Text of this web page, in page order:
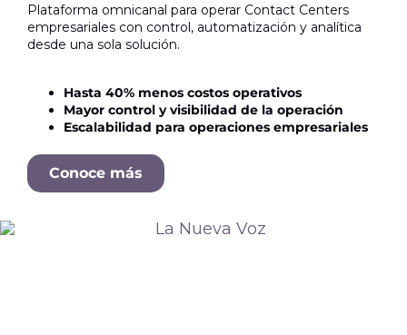
Plataforma omnicanal para operar Contact Centers
empresariales con control, automatización y analítica
desde una sola solución.
Hasta 40% menos costos operativos
Mayor control y visibilidad de la operación
Escalabilidad para operaciones empresariales
Conoce más